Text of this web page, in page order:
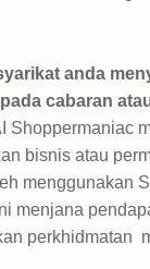
anda
cabaran
Shoppermaniac
bisnis atau
menggunakan
menjana
perkhidmatan